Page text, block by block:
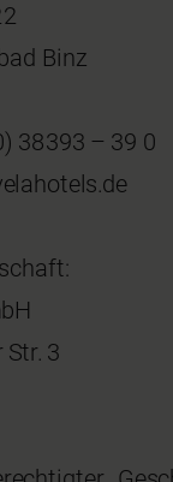
Binz
38393 – 39 0
3